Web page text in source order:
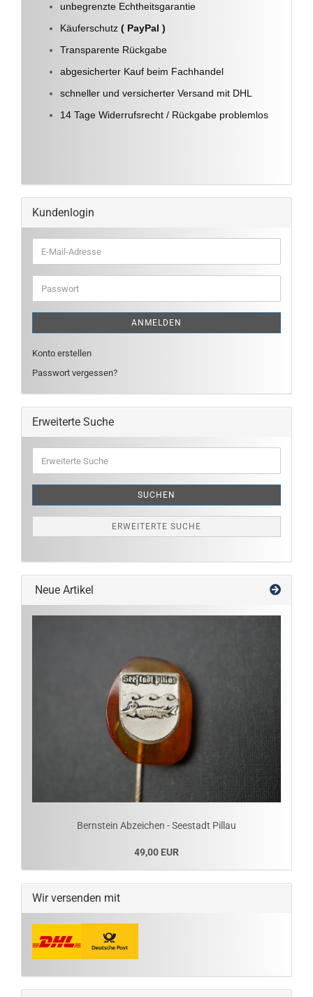
unbegrenzte Echtheitsgarantie
Käuferschutz ( PayPal )
Transparente Rückgabe
abgesicherter Kauf beim Fachhandel
schneller und versicherter Versand mit DHL
14 Tage Widerrufsrecht / Rückgabe problemlos
Kundenlogin
E-
Mail-
Adresse
Passwort
ANMELDEN
Konto erstellen
Passwort vergessen?
Erweiterte Suche
Suche
SUCHEN
ERWEITERTE SUCHE
Neue Artikel
Bernstein Abzeichen - Seestadt Pillau
49,00 EUR
Wir versenden mit